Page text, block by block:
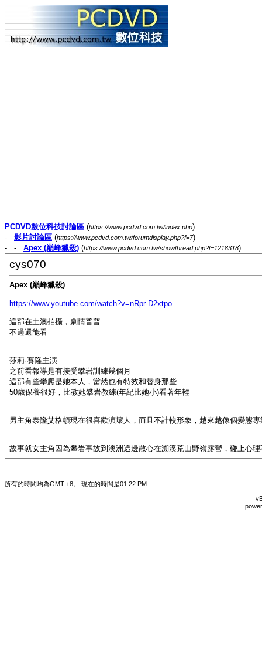
PCDVD數位科技討論區 (https://www.pcdvd.com.tw/index.php)
- 影片討論區 (https://www.pcdvd.com.tw/forumdisplay.php?f=7)
- - Apex (巔峰獵殺) (https://www.pcdvd.com.tw/showthread.php?t=1218318)
cys070
Apex (巔峰獵殺)
https://www.youtube.com/watch?v=nRpr-D2xtpo
這部在土澳拍攝，劇情普普
不過還能看
莎莉·賽隆主演
之前看報導是有接受攀岩訓練幾個月
這部有些攀爬是她本人，當然也有特效和替身那些
50歲保養很好，比教她攀岩教練(年紀比她小)看著年輕
男主角泰隆艾格頓現在很喜歡演壞人，而且不計較形象，越來越像個變態
故事就女主角因為攀岩事故到澳洲這邊散心在溯溪荒山野嶺露營，碰上心
所有的時間均為GMT +8。 現在的時間是01:22 PM